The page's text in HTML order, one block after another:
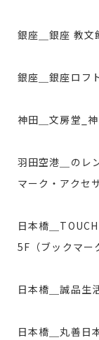
銀座＿銀座 教文
銀座＿銀座ロフ
神田＿文房堂_
羽田空港＿のレ
マーク・アクセ
日本橋＿
5F（ブックマー
日本橋＿誠品
日本橋＿丸善